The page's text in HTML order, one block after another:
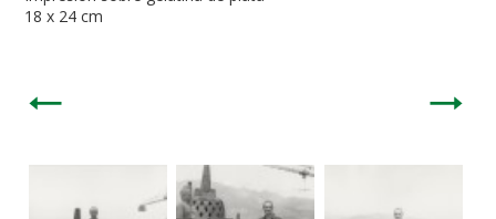
18 x 24 cm